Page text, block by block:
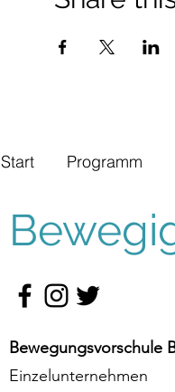
Start Programm
Bewegungsvorschule
Einzelunternehmen